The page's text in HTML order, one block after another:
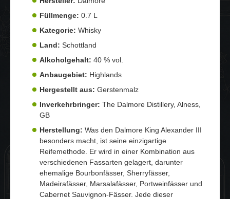
Füllmenge: 0.7 L
Kategorie: Whisky
Land: Schottland
Alkoholgehalt: 40 % vol.
Anbaugebiet: Highlands
Hergestellt aus: Gerstenmalz
Inverkehrbringer: The Dalmore Distillery, Alness,
GB
Herstellung: Was den Dalmore King Alexander III
besonders macht, ist seine einzigartige
Reifemethode. Er wird in einer Kombination aus
verschiedenen Fassarten gelagert, darunter
ehemalige Bourbonfässer, Sherryfässer,
Madeirafässer, Marsalafässer, Portweinfässer und
Cabernet Sauvignon-Fässer. Jede dieser